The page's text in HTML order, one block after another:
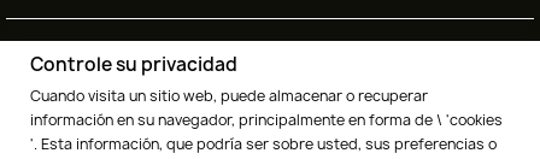
ENVÍOS
Controle su privacidad
Cuando visita un sitio web, puede almacenar o recuperar
información en su navegador, principalmente en forma de \ 'cookies
'. Esta información, que podría ser sobre usted, sus preferencias o